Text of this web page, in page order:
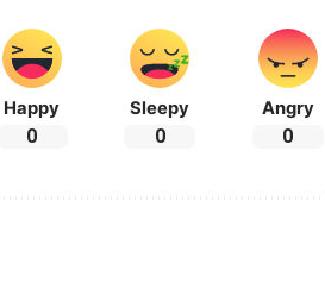
Happy
0
Sleepy
0
Angry
0